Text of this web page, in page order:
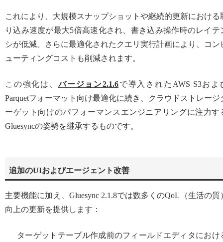
これにより、大規模スナップショットや継続的更新における
り込み速度が最大5倍高速化され、書き込み操作時のレイテ
シが低減。さらに最適化されたクエリ実行計画により、コン
ューティングコストも削減されます。
この強化は、バージョン2.1.6で導入されたAWS S3およ
Parquetフォーマット向け最適化に続き、クラウドストレージ
ーゲット向けのパフォーマンスエンジニアリングに注力す
Gluesyncの姿勢を継承するものです。
追加のUIおよびエージェント改善
主要機能に加え、Gluesync 2.1.8では数多くのQoL（生活の質
向上の更新を提供します：
ターゲットテーブル作成前のフィールドエディタにおけ